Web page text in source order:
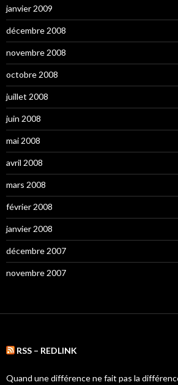
janvier 2009
décembre 2008
novembre 2008
octobre 2008
juillet 2008
juin 2008
mai 2008
avril 2008
mars 2008
février 2008
janvier 2008
décembre 2007
novembre 2007
RSS – REDLINK
Quand une différence ne fait pas la